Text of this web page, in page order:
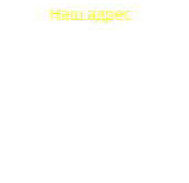
Наш адрес